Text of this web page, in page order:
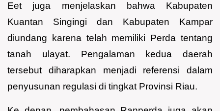
Eet juga menjelaskan bahwa Kabupaten
Kuantan Singingi dan Kabupaten Kampar
diundang karena telah memiliki Perda tentang
tanah ulayat. Pengalaman kedua daerah
tersebut diharapkan menjadi referensi dalam
penyusunan regulasi di tingkat Provinsi Riau.